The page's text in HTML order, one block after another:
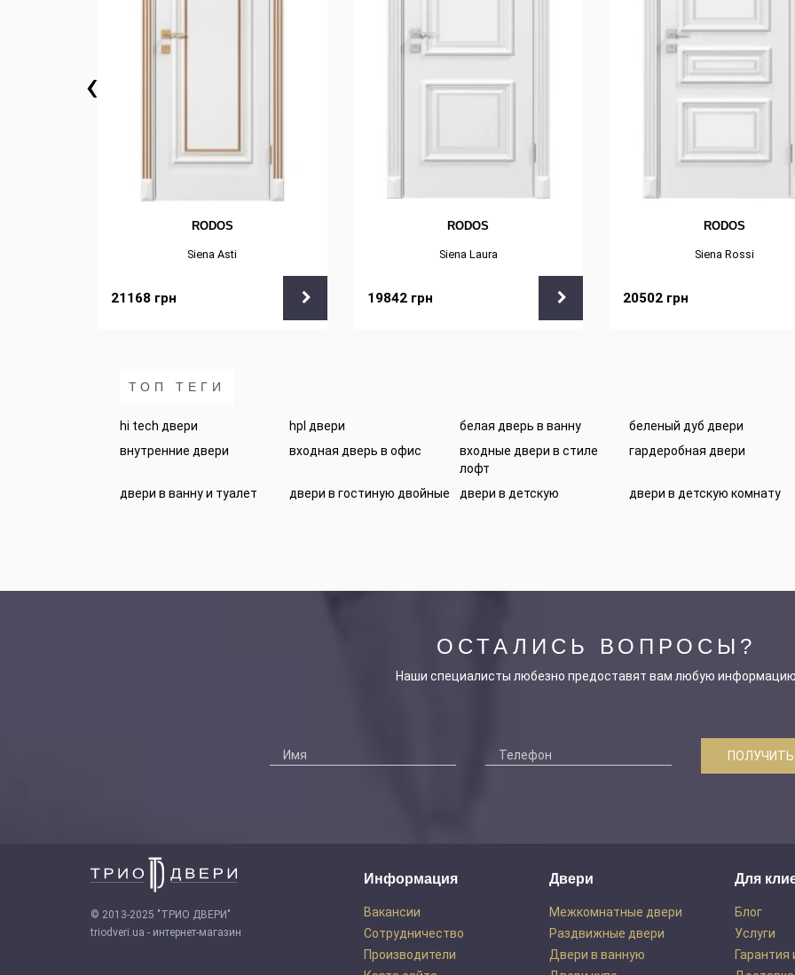
RODOS
Siena Asti
21168 грн
RODOS
Siena Laura
19842 грн
RODOS
Siena Rossi
20502 грн
‹
ТОП ТЕГИ
hi tech двери hpl двери белая дверь в ванну
беленый дуб двери
внутренние двери
входная дверь в офис
входные двери в стиле
лофт
гардеробная двери
двери в ванну и туалет двери в гостиную двойные двери в детскую двери в детскую комнату
ОСТАЛИСЬ ВОПРОСЫ?
Наши специалисты любезно предоставят вам любую
© 2013-2025 "ТРИО ДВЕРИ"
triodveri.ua - интернет-магазин
Информация
Вакансии
Сотрудничество
Производители
Двери
Межкомнатные двери
Раздвижные двери
Двери в ванную
Для
Блог
Услуги
Гарантия